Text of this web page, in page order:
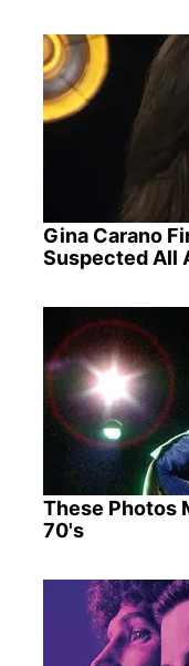
Gina Carano
Suspected All
These Photos
70's